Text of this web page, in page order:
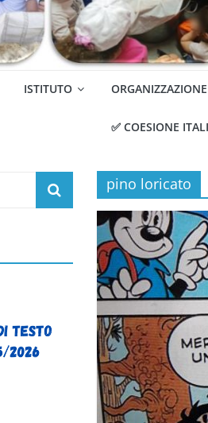
ISTITUTO ORGANIZZAZIONE
✅ COESIONE
pino loricato